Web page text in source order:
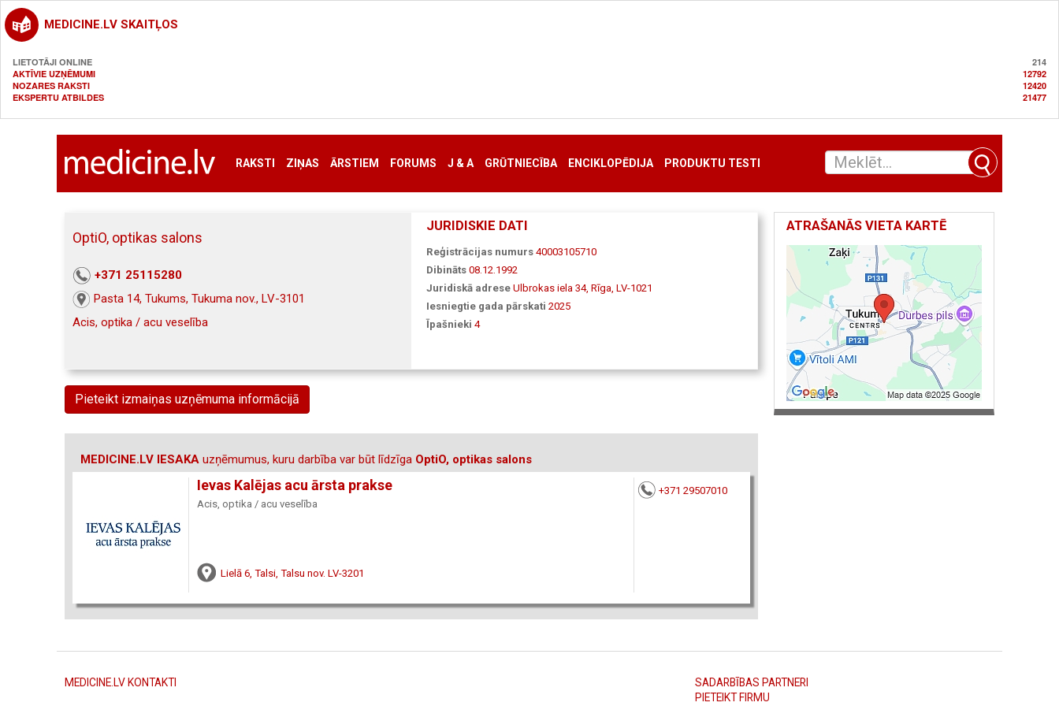
MEDICINE.LV SKAITĻOS
LIETOTĀJI ONLINE
214
AKTĪVIE UZŅĒMUMI
12792
NOZARES RAKSTI
12420
EKSPERTU ATBILDES
21477
RAKSTI ZIŅAS ĀRSTIEM FORUMS J & A GRŪTNIECĪBA ENCIKLOPĒDIJA PRODUKTU TESTI
OptiO, optikas salons
+371 25115280
Pasta 14, Tukums, Tukuma nov., LV-3101
Acis, optika / acu veselība
JURIDISKIE DATI
Reģistrācijas numurs 40003105710
Dibināts 08.12.1992
Juridiskā adrese Ulbrokas iela 34, Rīga, LV-1021
Iesniegtie gada pārskati 2025
Īpašnieki 4
Pieteikt izmaiņas uzņēmuma informācijā
MEDICINE.LV IESAKA uzņēmumus, kuru darbība var būt līdzīga OptiO, optikas salons
Ievas Kalējas acu ārsta prakse
Acis, optika / acu veselība
Lielā 6, Talsi, Talsu nov. LV-3201
+371 29507010
ATRAŠANĀS VIETA KARTĒ
MEDICINE.LV KONTAKTI
SADARBĪBAS PARTNERI
PIETEIKT FIRMU